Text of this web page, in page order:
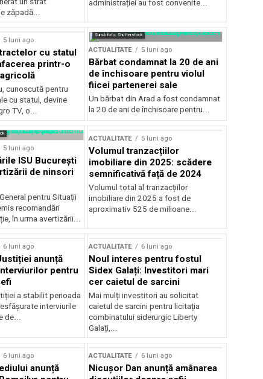
zăpadă...
administrației au fost convenite...
5 luni ago
cu statul
printr-o
cunoscută pentru
cu statul, devine
TV, o...
Sursă foto: Shutterstock
ACTUALITATE 5 luni ago
Bărbat condamnat la 20 de ani
de închisoare pentru violul
fiicei partenerei sale
Un bărbat din Arad a fost condamnat
la 20 de ani de închisoare pentru...
5 luni ago
ISU București
de ninsori
pentru Situații
recomandări
în urma avertizării...
ACTUALITATE 5 luni ago
Volumul tranzacțiilor
imobiliare din 2025: scădere
semnificativă față de 2024
Volumul total al tranzacțiilor
imobiliare din 2025 a fost de
aproximativ 525 de milioane...
6 luni ago
anunță
pentru
a stabilit perioada
interviurile
de...
ACTUALITATE 6 luni ago
Noul interes pentru fostul
Sidex Galați: Investitori mari
cer caietul de sarcini
Mai mulți investitori au solicitat
caietul de sarcini pentru licitația
combinatului siderurgic Liberty
Galați,...
6 luni ago
anunță
ACTUALITATE 6 luni ago
Nicușor Dan anunță amânarea